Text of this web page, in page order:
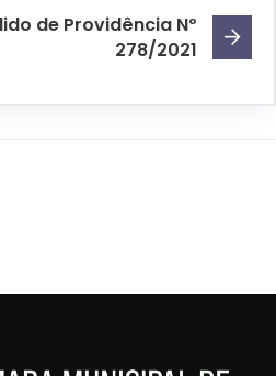
de Providência Nº
278/2021